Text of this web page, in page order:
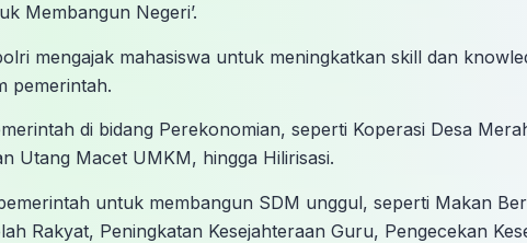
Membangun Negeri’.
mengajak mahasiswa untuk meningkatkan skill dan
pemerintah.
di bidang Perekonomian, seperti Koperasi Desa
Utang Macet UMKM, hingga Hilirisasi.
untuk membangun SDM unggul, seperti Makan
Rakyat, Peningkatan Kesejahteraan Guru, Pengecekan